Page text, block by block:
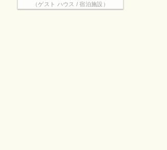
（ゲスト ハウス / 宿泊施設）